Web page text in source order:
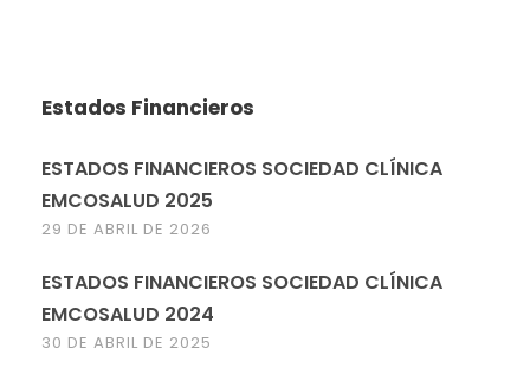
Estados Financieros
ESTADOS FINANCIEROS SOCIEDAD CLÍNICA
EMCOSALUD 2025
29 DE ABRIL DE 2026
ESTADOS FINANCIEROS SOCIEDAD CLÍNICA
EMCOSALUD 2024
30 DE ABRIL DE 2025